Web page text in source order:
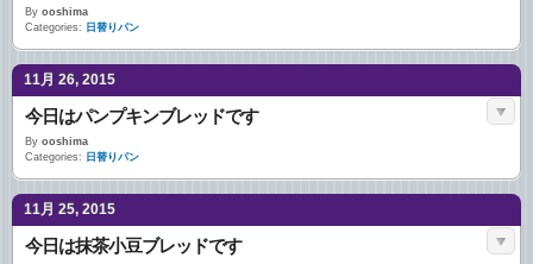
By ooshima
Categories: 日替りパン
11月 26, 2015
今日はパンプキンブレッドです
By ooshima
Categories: 日替りパン
11月 25, 2015
今日は抹茶小豆ブレッドです